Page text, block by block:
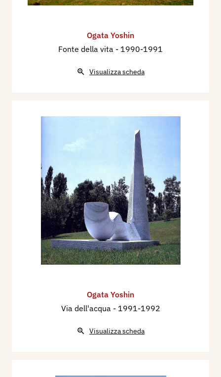
Ogata Yoshin
Fonte della vita - 1990-1991
Visualizza scheda
Ogata Yoshin
Via dell'acqua - 1991-1992
Visualizza scheda